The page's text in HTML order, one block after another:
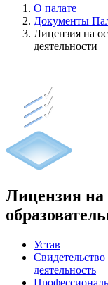
О палате
Документы
Лицензия на
деятельности
Лицензия на
Устав
деятельность